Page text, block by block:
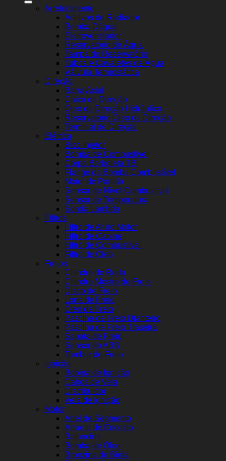
Arrefecimento
Aditivos de Radiador
Bomba Dágua
Eletroventilador
Reservatório de Água
Tampa do Reservatório
Tubos e Cavaletes de Água
Válvula Termostática
Direção
Barra Axial
Caixa de Direção
Óleo de Direção Hidráulica
Reservatório Óleo de Direção
Terminal de Direção
Elétrica
Bico Injetor
Bomba de Combustível
Corpo Borboleta TBI
Flange da Bomba Combustível
Motor de Partida
Sensor de Nível Combustível
Sensor de Temperatura
Sonda Lambda
Filtros
Filtro de Ar do Motor
Filtro de Cabine
Filtro de Combustível
Filtro de Óleo
Freios
Cilindro de Roda
Cilindro Mestre de Freio
Disco de Freio
Lona de Freio
Óleo de Freio
Pastilha de Freio Dianteiro
Pastilha de Freio Traseira
Sapata de Freio
Sensor do ABS
Tambor de Freio
Ignição
Bobina de Ignição
Cabos de Vela
Distribuidor
Vela de Ignição
Motor
Anel de Segmento
Arruela de Encosto
Balancins
Bomba de Óleo
Bronzina de Biela